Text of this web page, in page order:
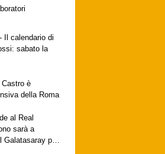
Il calendario di
sabato la
Castro è
della Roma
al Real
sarà a
Galatasaray per